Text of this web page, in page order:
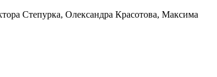
Степурка, Олександра Красотова, Максима